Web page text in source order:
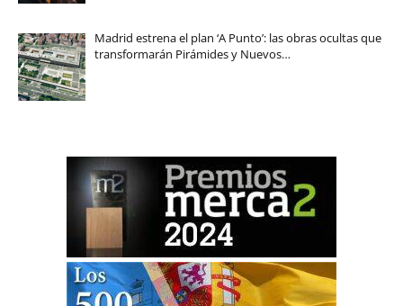
Madrid estrena el plan ‘A Punto’: las obras ocultas que
transformarán Pirámides y Nuevos…